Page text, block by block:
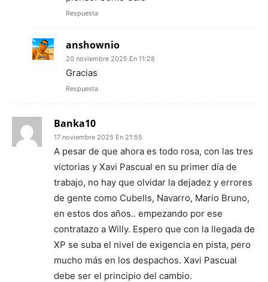
Respuesta
anshownio
20 noviembre 2025 En 11:28
Gracias
Respuesta
Banka10
17 noviembre 2025 En 21:55
A pesar de que ahora es todo rosa, con las tres
victorias y Xavi Pascual en su primer día de
trabajo, no hay que olvidar la dejadez y errores
de gente como Cubells, Navarro, Mario Bruno,
en estos dos años.. empezando por ese
contratazo a Willy. Espero que con la llegada de
XP se suba el nivel de exigencia en pista, pero
mucho más en los despachos. Xavi Pascual
debe ser el principio del cambio.